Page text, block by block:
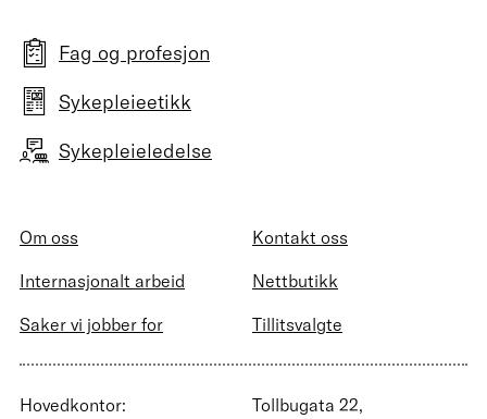
Fag og profesjon
Sykepleieetikk
Sykepleieledelse
Om oss
Kontakt oss
Internasjonalt arbeid
Nettbutikk
Saker vi jobber for
Tillitsvalgte
Hovedkontor:
Tollbugata 22,